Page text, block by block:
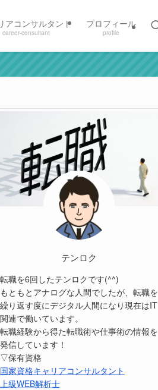
アコンサルタント
career-consultant
プロフィール
profile
テンロク
転職を6回したテンロクです(^^)
もともとアナログな人間でしたが、転職を
繰り返す度にデジタル人間になり現在はIT
関連で働いています。
転職経験から得た転職術や仕事術の情報を
発信しています！
▽保有資格
国家資格キャリアコンサルタント
上級WEB解析士